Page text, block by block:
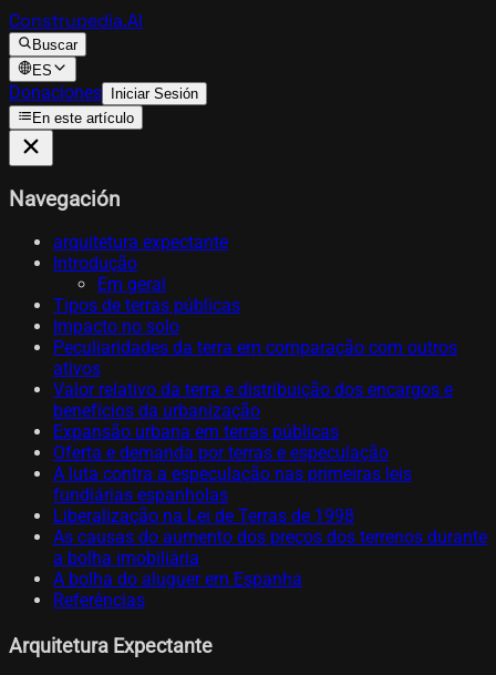
Construpedia.AI
Buscar
ES
Donaciones Iniciar Sesión
En este artículo
Navegación
arquitetura expectante
Introdução
Em geral
Tipos de terras públicas
Impacto no solo
Peculiaridades da terra em comparação com outros
ativos
Valor relativo da terra e distribuição dos encargos e
benefícios da urbanização
Expansão urbana em terras públicas
Oferta e demanda por terras e especulação
A luta contra a especulação nas primeiras leis
fundiárias espanholas
Liberalização na Lei de Terras de 1998
As causas do aumento dos preços dos terrenos durante
a bolha imobiliária
A bolha do aluguer em Espanha
Referências
Arquitetura Expectante